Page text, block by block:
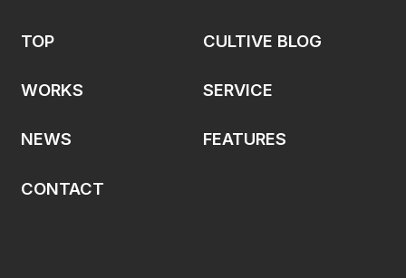
TOP CULTIVE BLOG
WORKS SERVICE
NEWS FEATURES
CONTACT